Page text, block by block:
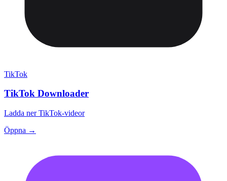
TikTok
TikTok Downloader
Ladda ner TikTok-videor
Öppna →